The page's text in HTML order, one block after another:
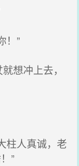
！”
想冲上去，
柱人真诚，老
”